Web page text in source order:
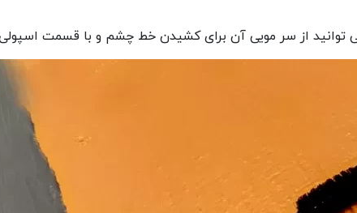
توانید از سر مویی آن برای کشیدن خط چشم و با قسمت